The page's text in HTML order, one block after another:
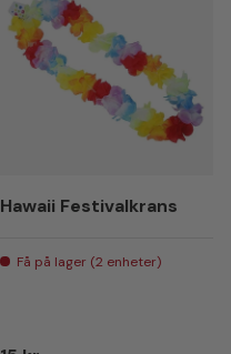
Hawaii Festivalkrans
Få på lager (2 enheter)